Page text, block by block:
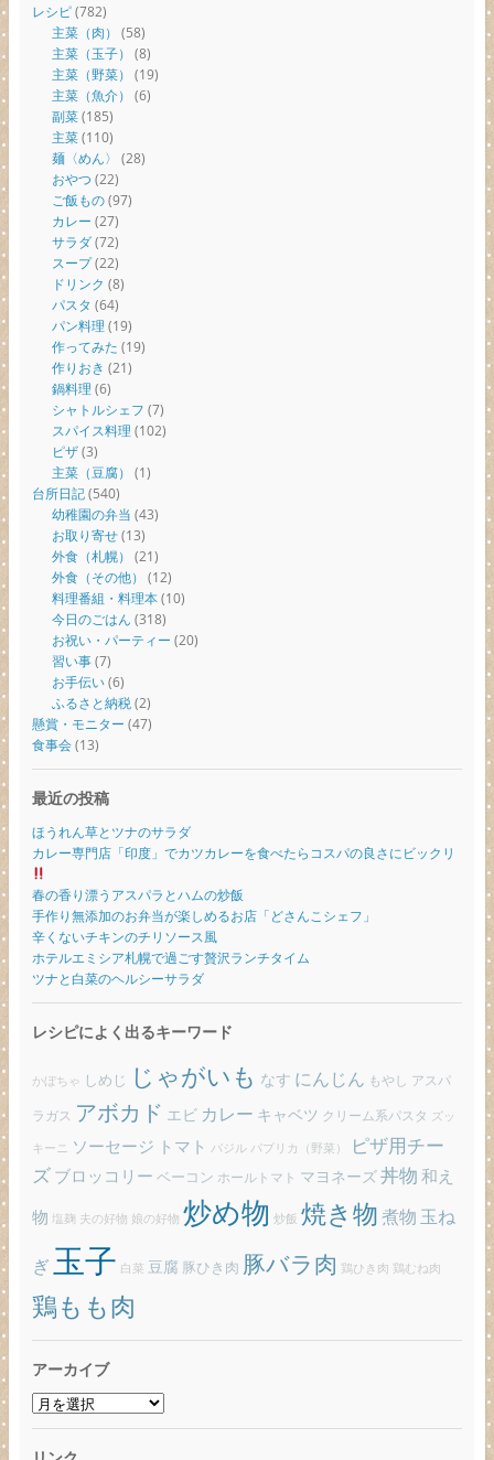
レシピ(782)
主菜（肉） (58)
主菜（玉子） (8)
主菜（野菜） (19)
主菜（魚介） (6)
副菜(185)
主菜(110)
麺〈めん〉 (28)
おやつ (22)
ご飯もの(97)
カレー (27)
サラダ(72)
スープ(22)
ドリンク (8)
パスタ (64)
パン料理 (19)
作ってみた (19)
作りおき (21)
鍋料理 (6)
シャトルシェフ (7)
スパイス料理 (102)
ピザ(3)
主菜（豆腐） (1)
台所日記(540)
幼稚園の弁当 (43)
お取り寄せ(13)
外食（札幌） (21)
外食（その他） (12)
料理番組・料理本(10)
今日のごはん (318)
お祝い・パーティー (20)
習い事(7)
お手伝い(6)
ふるさと納税(2)
懸賞・モニター (47)
食事会(13)
最近の投稿
ほうれん草とツナのサラダ
カレー専門店「印度」でカツカレーを食べたらコスパの良さにビックリ
春の香り漂うアスパラとハムの炒飯
手作り無添加のお弁当が楽しめるお店「どさんこシェフ」
辛くないチキンのチリソース風
ホテルエミシア札幌で過ごす贅沢ランチタイム
ツナと白菜のヘルシーサラダ
レシピによく出るキーワード
かぼちゃ しめじ じゃがいも なす にんじん もやし アスパ
ラガス アボカド エビ カレー キャベツ クリーム系パスタ ズッ
キーニ ソーセージ トマト バジル パプリカ（野菜）
ピザ用チー
ズ ブロッコリー ベーコン ホールトマト マヨネーズ丼物 和え
物 塩麹 夫の好物 娘の好物 炒め物 炒飯 焼き物煮物 玉ね
ぎ 玉子 白菜 豆腐 豚ひき肉 豚バラ肉 鶏ひき肉 鶏むね肉
鶏もも肉
アーカイブ
ア